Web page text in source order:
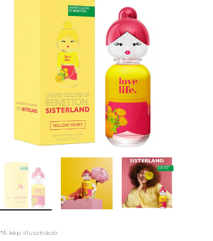
*A kép illusztráció